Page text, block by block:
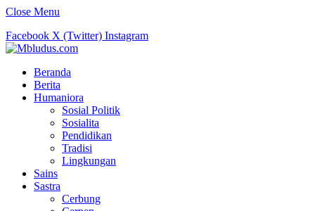
Close Menu
Facebook X (Twitter) Instagram
Beranda
Berita
Humaniora
Sosial Politik
Sosialita
Pendidikan
Tradisi
Lingkungan
Sains
Sastra
Cerbung